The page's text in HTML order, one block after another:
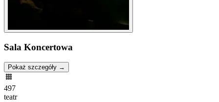
Sala Koncertowa
Pokaż szczegóły →
497
teatr